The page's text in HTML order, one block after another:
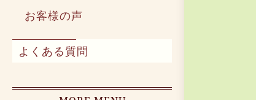
お客様の声
よくある質問